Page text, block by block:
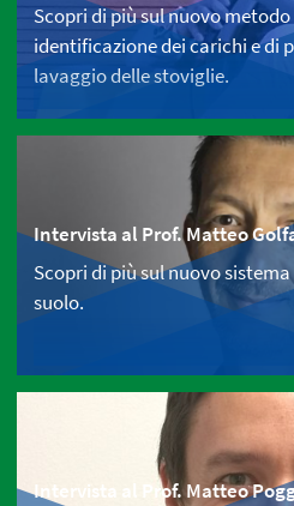
Scopri di più sul nuovo
identificazione dei carichi e di
lavaggio delle stoviglie.
Intervista al Prof. Matteo
Scopri di più sul nuovo
suolo.
Intervista al Prof. Matteo